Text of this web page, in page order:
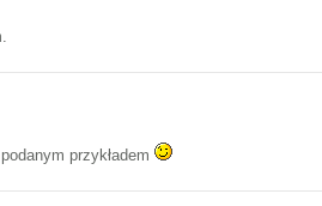
przykładem